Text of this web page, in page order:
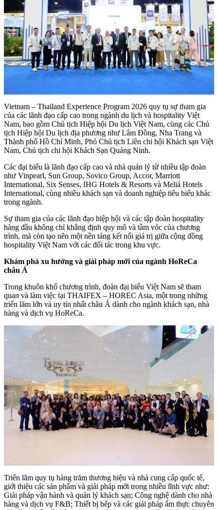
Vietnam – Thailand Experience Program 2026 quy tụ sự tham gia
của các lãnh đạo cấp cao trong ngành du lịch và hospitality Việt
Nam, bao gồm Chủ tịch Hiệp hội Du lịch Việt Nam, cùng các Chủ
tịch Hiệp hội Du lịch địa phương như Lâm Đồng, Nha Trang và
Thành phố Hồ Chí Minh, Phó Chủ tịch Liên chi hội Khách sạn Việt
Nam, Chủ tịch chi hội Khách Sạn Quảng Ninh.
Các đại biểu là lãnh đạo cấp cao và nhà quản lý từ nhiều tập đoàn
như Vinpearl, Sun Group, Sovico Group, Accor, Marriott
International, Six Senses, IHG Hotels & Resorts và Meliá Hotels
International, cùng nhiều khách sạn và doanh nghiệp tiêu biểu khác
trong ngành.
Sự tham gia của các lãnh đạo hiệp hội và các tập đoàn hospitality
hàng đầu không chỉ khẳng định quy mô và tầm vóc của chương
trình, mà còn tạo nên một nền tảng kết nối giá trị giữa cộng đồng
hospitality Việt Nam với các đối tác trong khu vực.
Khám phá xu hướng và giải pháp mới của ngành HoReCa
châu Á
Trong khuôn khổ chương trình, đoàn đại biểu Việt Nam sẽ tham
quan và làm việc tại THAIFEX – HOREC Asia, một trong những
triển lãm lớn và uy tín nhất châu Á dành cho ngành khách sạn, nhà
hàng và dịch vụ HoReCa.
Triển lãm quy tụ hàng trăm thương hiệu và nhà cung cấp quốc tế,
giới thiệu các sản phẩm và giải pháp mới trong nhiều lĩnh vực như:
Giải pháp vận hành và quản lý khách sạn; Công nghệ dành cho nhà
hàng và dịch vụ F&B; Thiết bị bếp và các giải pháp ẩm thực chuyên